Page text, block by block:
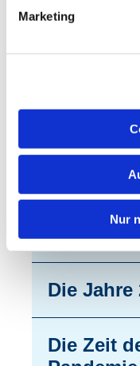
Marketing
Nur
Die Jahre
Die Jahre
Die Jahre
Die Jahre
Die Jahre
Die Zeit